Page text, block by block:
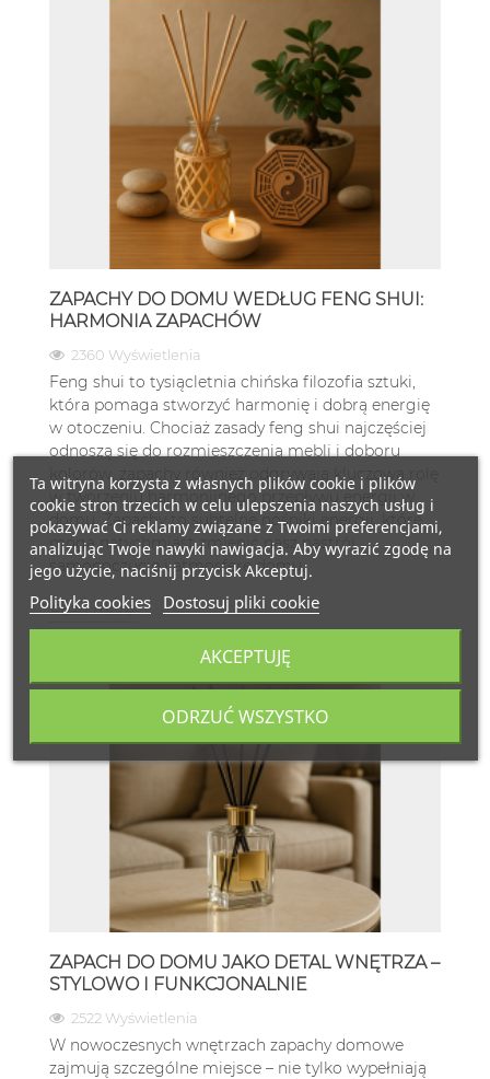
ZAPACHY DO DOMU WEDŁUG FENG SHUI:
HARMONIA ZAPACHÓW
2360 Wyświetlenia
Feng shui to tysiącletnia chińska filozofia sztuki,
która pomaga stworzyć harmonię i dobrą energię
w otoczeniu. Chociaż zasady feng shui najczęściej
odnoszą się do rozmieszczenia mebli i doboru
kolorów, zapachy również odgrywają kluczową rolę
w tworzeniu harmonijnego przepływu energii w
domu. Zapachy to subtelne nośniki energii, które
mogą natychmiast zmienić nasz nastrój,
samopoczucie i atmosferę domu.
Read more
ZAPACH DO DOMU JAKO DETAL WNĘTRZA –
STYLOWO I FUNKCJONALNIE
2522 Wyświetlenia
W nowoczesnych wnętrzach zapachy domowe
zajmują szczególne miejsce – nie tylko wypełniają
Ta witryna korzysta z własnych plików cookie i plików
cookie stron trzecich w celu ulepszenia naszych usług i
pokazywać Ci reklamy związane z Twoimi preferencjami,
analizując Twoje nawyki nawigacja. Aby wyrazić zgodę na
jego użycie, naciśnij przycisk Akceptuj.
Polityka cookies Dostosuj pliki cookie
ODRZUĆ WSZYSTKO
AKCEPTUJĘ